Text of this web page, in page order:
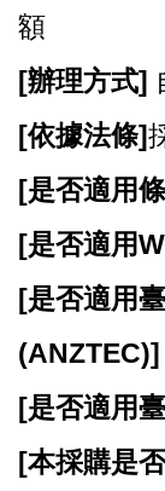
E
n
g
l
s
私
權
政
策
政
府
網
站
額
[辦理方式]
[依據法條]
[是否適用
[是否適用
[是否適用
(ANZTEC)]
[是否適用
[本採購是